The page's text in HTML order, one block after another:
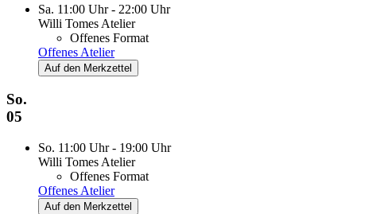
Sa. 11:00 Uhr - 22:00 Uhr
Willi Tomes Atelier
Offenes Format
Offenes Atelier
Auf den Merkzettel
So.
05
So. 11:00 Uhr - 19:00 Uhr
Willi Tomes Atelier
Offenes Format
Offenes Atelier
Auf den Merkzettel